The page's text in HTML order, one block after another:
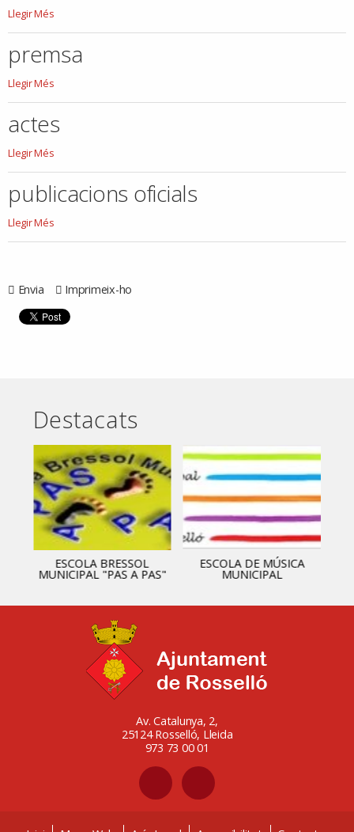
imatges
Llegir Més
premsa
premsa
Llegir Més
actes
actes
Llegir Més
publicacions oficials
publicacions
Llegir Més
Envia Imprimeix-ho
Destacats
ESCOLA BRESSOL
MUNICIPAL "PAS A PAS"
ESCOLA DE MÚSICA
MUNICIPAL
Av. Catalunya, 2,
25124 Rosselló, Lleida
973 73 00 01